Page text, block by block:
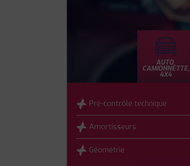
AUTO,
CAMIONNETTE,
4X4
Pré-contrôle technique
Amortisseurs
Géométrie